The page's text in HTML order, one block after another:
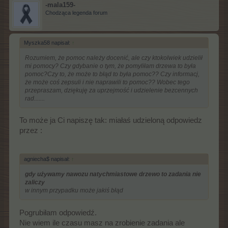
-mala159-
Chodząca legenda forum
Myszka58 napisał: ↑
Rozumiem, że pomoc należy docenić, ale czy ktokolwiek udzielił
mi pomocy? Czy gdybanie o tym, że pomyliłam drzewa to była
pomoc?Czy to, że może to błąd to była pomoc?? Czy informacj,
że może coś zepsuli i nie naprawili to pomoc?? Wobec tego
przepraszam, dziękuję za uprzejmość i udzielenie bezcennych
rad.......
To może ja Ci napiszę tak: miałaś udzieloną odpowiedz
przez :
agniecha$ napisał: ↑
gdy używamy nawozu natychmiastowe drzewo to zadania nie
zaliczy
w innym przypadku może jakiś błąd
Pogrubiłam odpowiedź.
Nie wiem ile czasu masz na zrobienie zadania ale